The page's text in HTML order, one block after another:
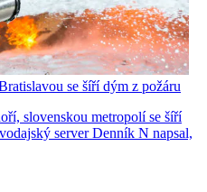
se šíří dým z požáru
slovenskou metropolí se šíří
server Denník N napsal,